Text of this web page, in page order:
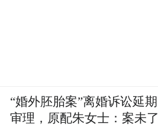
“婚外胚胎案”离婚诉讼延期
审理，原配朱女士：案未了